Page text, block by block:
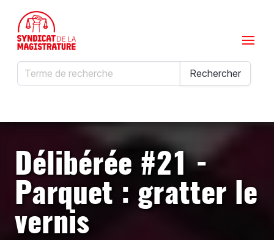
Menu
Rechercher
Rechercher
Délibérée #21 -
Parquet : gratter le
vernis